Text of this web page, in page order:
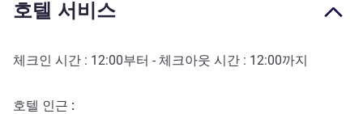
호텔 서비스
체크인 시간 : 12:00부터 - 체크아웃 시간 : 12:00까지
호텔 인근